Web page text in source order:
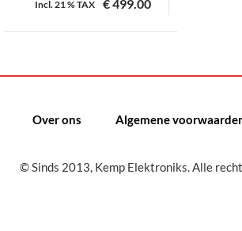
Incl.21 %TAX €499.00
Over ons Algemene
© Sinds 2013, Kemp Elektroniks. Alle